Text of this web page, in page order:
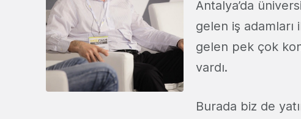
Antalya’da
gelen iş adamları
gelen pek çok
vardı.
Burada biz de